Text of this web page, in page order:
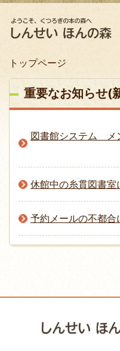
トップページ
重要なお知らせ(
図書館システム メンテナンスの
休館中の糸貫図書室
予約メールの不都合